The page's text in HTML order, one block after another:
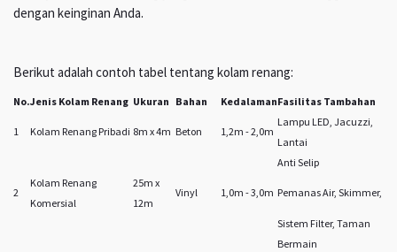
dengan keinginan Anda.
Berikut adalah contoh tabel tentang kolam renang:
No.Jenis Kolam Renang Ukuran Bahan KedalamanFasilitas Tambahan
1 Kolam Renang Pribadi 8m x 4m Beton 1,2m - 2,0m
Lampu LED, Jacuzzi,
Lantai
Anti Selip
2
Kolam Renang
Komersial
25m x
12m
Vinyl 1,0m - 3,0m Pemanas Air, Skimmer,
Sistem Filter, Taman
Bermain